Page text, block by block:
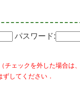
パスワード:
チェックを外した場合は
してください．